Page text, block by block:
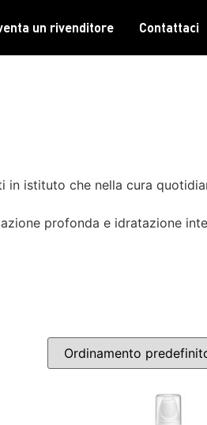
un rivenditore Contattaci
istituto che nella cura
profonda e idratazione